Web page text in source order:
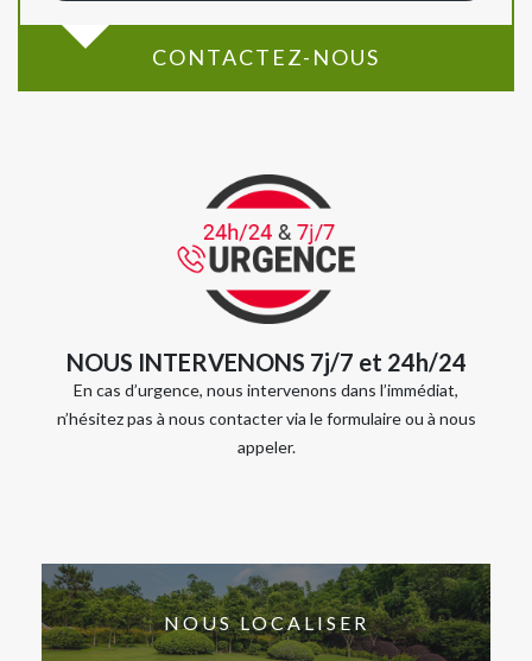
CONTACTEZ-NOUS
NOUS INTERVENONS 7j/7 et 24h/24
En cas d’urgence, nous intervenons dans l’immédiat,
n’hésitez pas à nous contacter via le formulaire ou à nous
appeler.
NOUS LOCALISER